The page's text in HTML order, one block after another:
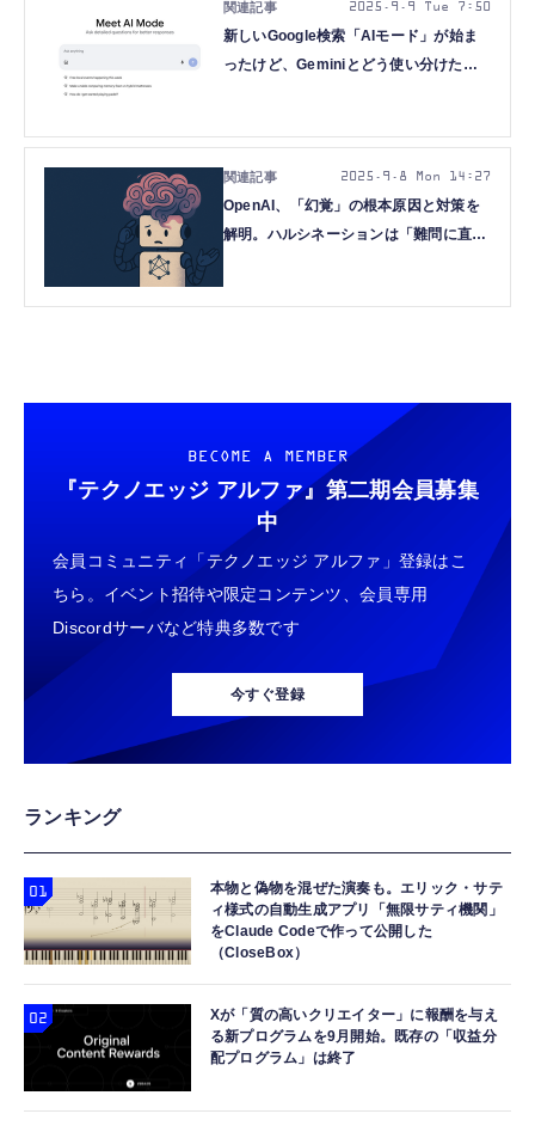
新しいGoogle検索「AIモード」が始ま
ったけど、Geminiとどう使い分けたら
2025.9.9 Tue 7:50
OpenAI、「幻覚」の根本原因と対策を
解明。ハルシネーションは「難問に直面
2025.9.8 Mon 14:27
BECOME A MEMBER
『テクノエッジ アルファ』 第二期会員募集
中
会員コミュニティ「テクノエッジ アルファ」登録はこ
ちら。イベント招待や限定コンテンツ、会員専用
Discordサーバなど特典多数です
今すぐ登録
ランキング
本物と偽物を混ぜた演奏も。エリック・サテ
ィ様式の自動生成アプリ「無限サティ機関」
をClaude Codeで作って公開した
（CloseBox）
Xが「質の高いクリエイター」に報酬を与え
る新プログラムを9月開始。既存の「収益分
配プログラム」は終了